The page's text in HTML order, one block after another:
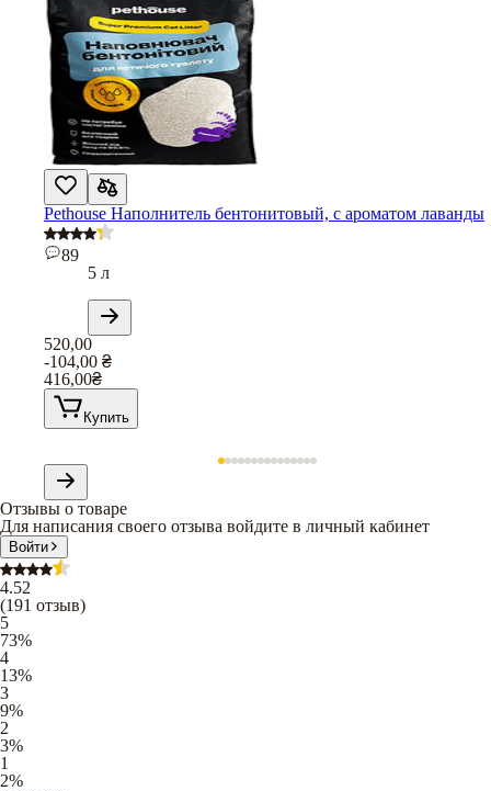
Pethouse Наполнитель бентонитовый, с ароматом лаванды
89
5 л
520,00
-104,00 ₴
416,00₴
Купить
Отзывы о товаре
Для написания своего отзыва войдите в личный кабинет
Войти
4.52
(191 отзыв)
5
73%
4
13%
3
9%
2
3%
1
2%